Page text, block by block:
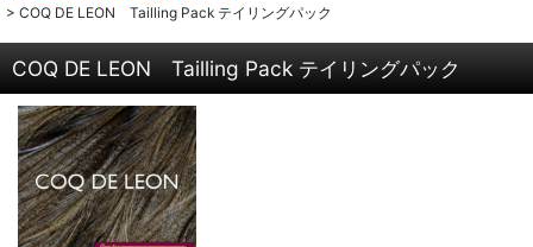
> COQ DE LEON Tailling Pack テイリングパック
COQ DE LEON Tailling Pack テイリングパック